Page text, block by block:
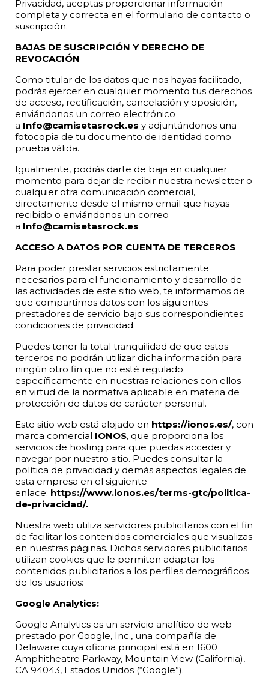
Privacidad, aceptas proporcionar información
completa y correcta en el formulario de contacto o
suscripción.
BAJAS DE SUSCRIPCIÓN Y DERECHO DE
REVOCACIÓN
Como titular de los datos que nos hayas facilitado,
podrás ejercer en cualquier momento tus derechos
de acceso, rectificación, cancelación y oposición,
enviándonos un correo electrónico
a Info@camisetasrock.es y adjuntándonos una
fotocopia de tu documento de identidad como
prueba válida.
Igualmente, podrás darte de baja en cualquier
momento para dejar de recibir nuestra newsletter o
cualquier otra comunicación comercial,
directamente desde el mismo email que hayas
recibido o enviándonos un correo
a Info@camisetasrock.es
ACCESO A DATOS POR CUENTA DE TERCEROS
Para poder prestar servicios estrictamente
necesarios para el funcionamiento y desarrollo de
las actividades de este sitio web, te informamos de
que compartimos datos con los siguientes
prestadores de servicio bajo sus correspondientes
condiciones de privacidad.
Puedes tener la total tranquilidad de que estos
terceros no podrán utilizar dicha información para
ningún otro fin que no esté regulado
específicamente en nuestras relaciones con ellos
en virtud de la normativa aplicable en materia de
protección de datos de carácter personal.
Este sitio web está alojado en https://ionos.es/, con
marca comercial IONOS, que proporciona los
servicios de hosting para que puedas acceder y
navegar por nuestro sitio. Puedes consultar la
política de privacidad y demás aspectos legales de
esta empresa en el siguiente
enlace: https://www.ionos.es/terms-gtc/politica-
de-privacidad/.
Nuestra web utiliza servidores publicitarios con el fin
de facilitar los contenidos comerciales que visualizas
en nuestras páginas. Dichos servidores publicitarios
utilizan cookies que le permiten adaptar los
contenidos publicitarios a los perfiles demográficos
de los usuarios:
Google Analytics:
Google Analytics es un servicio analítico de web
prestado por Google, Inc., una compañía de
Delaware cuya oficina principal está en 1600
Amphitheatre Parkway, Mountain View (California),
CA 94043, Estados Unidos (“Google”).